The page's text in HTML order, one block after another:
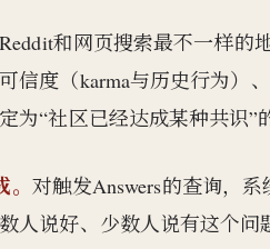
和网页搜索最不一样的
信度（karma与历史行为）
为“社区已经达成某种共识”
对触发Answers的查询，
人说好、少数人说有这个